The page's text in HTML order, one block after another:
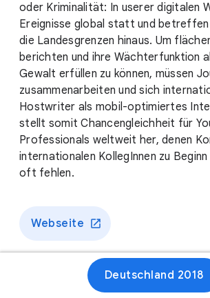
oder Kriminalität: In userer digitalen
Ereignisse global statt und betreffen
die Landesgrenzen hinaus. Um
berichten und ihre Wächterfunktion
Gewalt erfüllen zu können, müssen
zusammenarbeiten und sich
Hostwriter als mobil-optimiertes
stellt somit Chancengleichheit für
Professionals weltweit her, denen
internationalen KollegInnen zu
oft fehlen.
Webseite
Deutschland 2018